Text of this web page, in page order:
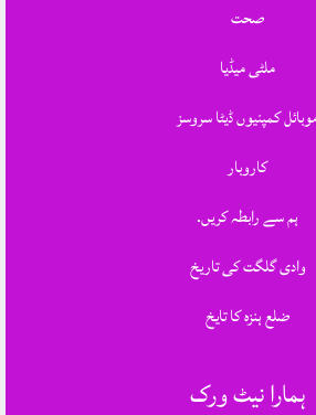
صحت
ملٹی میڈیا
کمپنیوں ڈیٹا سروسز
کاروبار
ہم سے رابطہ کریں.
وادی گلگت کی تاریخ
ضلع ہنزہ کا تایخ
ہمارا نیٹ ورک